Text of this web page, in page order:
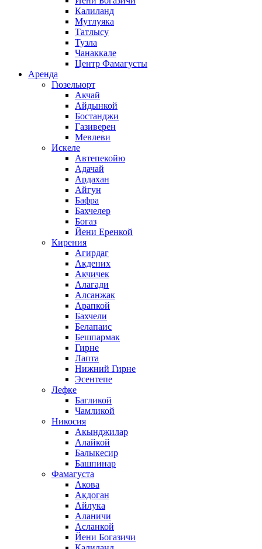
Калиланд
Мутлуяка
Татлысу
Тузла
Чанаккале
Центр Фамагусты
Аренда
Гюзельюрт
Акчай
Айдынкой
Бостанджи
Газиверен
Мевлеви
Искеле
Автепекойю
Адачай
Ардахан
Айгун
Бафра
Бахчелер
Богаз
Йени Еренкой
Кирения
Агирдаг
Акдених
Акчичек
Алагади
Алсанжак
Арапкой
Бахчели
Белапаис
Бешпармак
Гирне
Лапта
Нижний Гирне
Эсентепе
Лефке
Багликой
Чамликой
Никосия
Акынджилар
Алайкой
Балыкесир
Башпинар
Фамагуста
Акова
Акдоган
Айлука
Аланичи
Асланкой
Йени Богазичи